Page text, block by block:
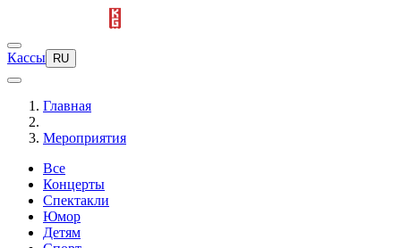
Кассы RU
Главная
Мероприятия
Все
Концерты
Спектакли
Юмор
Детям